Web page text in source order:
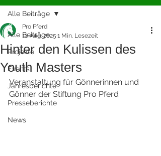
Alle Beiträge
Projekte
Events
Jahresberichte
Presseberichte
News
Alle Beiträge
Hinter den Kulissen des
Youth Masters
Pro Pferd
11. Aug. 2025 1 Min. Lesezeit
Veranstaltung für Gönnerinnen und
Gönner der Stiftung Pro Pferd